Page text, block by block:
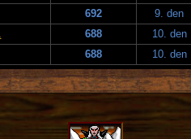
692
9. den
688
10. den
688 10. den